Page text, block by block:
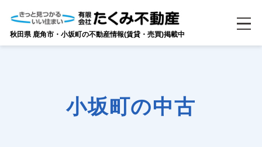
秋田県 鹿角市・小坂町の不動産情報(賃貸・売買)掲載中
小坂町の中古